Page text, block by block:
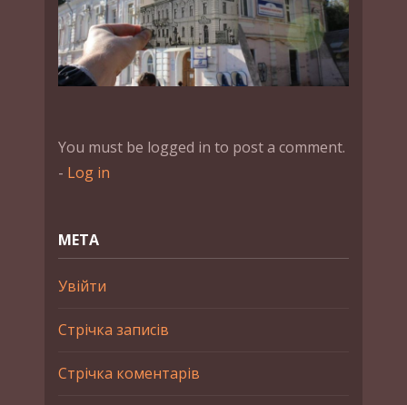
You must be logged in to post a comment.
- Log in
МЕТА
Увійти
Стрічка записів
Стрічка коментарів